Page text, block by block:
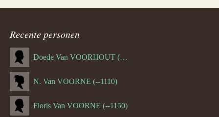
Recente personen
Doede Van VOORHOUT (Van FORNEHOLT) (--1101)
N. Van VOORNE (--1110)
Floris Van VOORNE (--1150)